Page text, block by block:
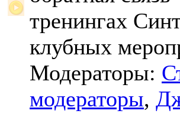
тренингах
клубных
Модераторы:
модераторы,